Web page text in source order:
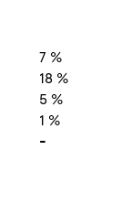
7 %
18 %
5 %
1 %
-